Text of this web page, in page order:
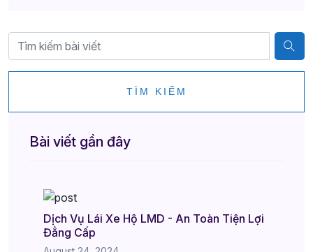
TÌM KIẾM
Bài viết gần đây
Dịch Vụ Lái Xe Hộ LMD - An Toàn Tiện Lợi
Đẳng Cấp